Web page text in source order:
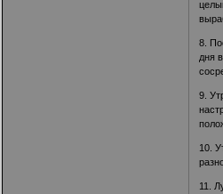
8.
дня
9.
10.
11.